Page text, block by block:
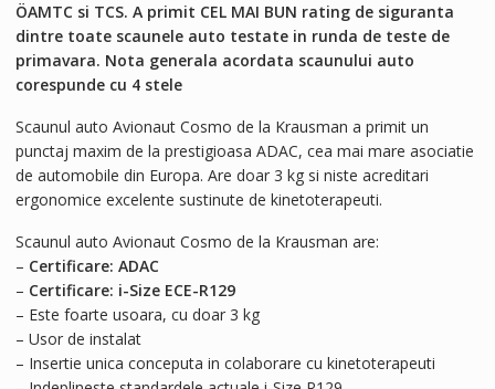
ÖAMTC si TCS. A primit CEL MAI BUN rating de siguranta
dintre toate scaunele auto testate in runda de teste de
primavara. Nota generala acordata scaunului auto
corespunde cu 4 stele
Scaunul auto Avionaut Cosmo de la Krausman a primit un
punctaj maxim de la prestigioasa ADAC, cea mai mare asociatie
de automobile din Europa. Are doar 3 kg si niste acreditari
ergonomice excelente sustinute de kinetoterapeuti.
Scaunul auto Avionaut Cosmo de la Krausman are:
– Certificare: ADAC
– Certificare: i-Size ECE-R129
– Este foarte usoara, cu doar 3 kg
– Usor de instalat
– Insertie unica conceputa in colaborare cu kinetoterapeuti